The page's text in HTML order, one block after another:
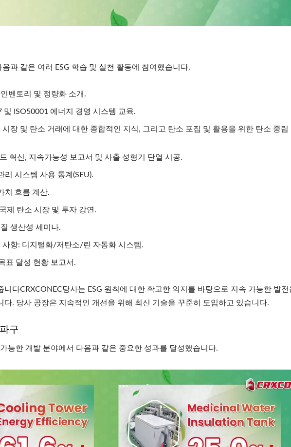
과 같은 여러 ESG 학습 및 실천 활동에 참여했습니다.
벤토리 및 정량화 소개.
및 ISO50001 에너지 경영 시스템 교육.
장 및 탄소 거래에 대한 종합적인 지식, 그리고 탄소 포집 및 활용을 위한 탄소 중립
혁신, 지속가능성 보고서 및 사출 성형기 단열 시공.
리 시스템 사용 통계(SEU).
치 흐름 계산.
제 탄소 시장 및 투자 강연.
생산성 세미나.
사항: 디지털화/저탄소/린 자동화 시스템.
표 달성 현황 보고서.
다CRXCONEC당사는 ESG 원칙에 대한 확고한 의지를 바탕으로 지속 가능한 발전
다. 당사 공장은 지속적인 개선을 위해 최신 기술을 꾸준히 도입하고 있습니다.
구
능한 개발 분야에서 다음과 같은 중요한 성과를 달성했습니다.